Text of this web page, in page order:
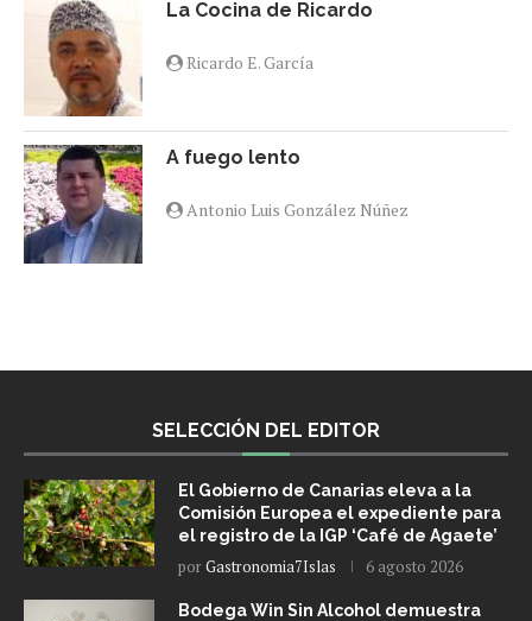
La Cocina de Ricardo
Ricardo E. García
A fuego lento
Antonio Luis González Núñez
SELECCIÓN DEL EDITOR
El Gobierno de Canarias eleva a la
Comisión Europea el expediente para
el registro de la IGP ‘Café de Agaete’
porGastronomia7Islas 6 agosto 2026
Bodega Win Sin Alcohol demuestra